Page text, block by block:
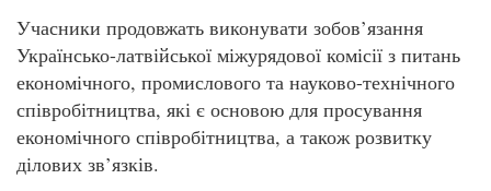
Учасники продовжать виконувати зобов’язання
Українсько-латвійської міжурядової комісії з питань
економічного, промислового та науково-технічного
співробітництва, які є основою для просування
економічного співробітництва, а також розвитку
ділових зв’язків.